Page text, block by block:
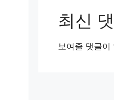
최신
보여줄 댓글이